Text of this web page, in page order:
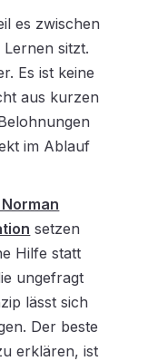
es zwischen
sitzt.
Es ist keine
aus kurzen
im Ablauf
setzen
Hilfe statt
ungefragt
lässt sich
Der beste
erklären, ist